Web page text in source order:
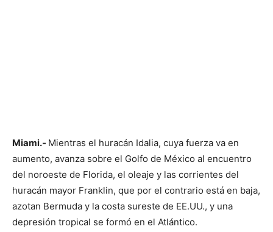
Miami.- Mientras el huracán Idalia, cuya fuerza va en
aumento, avanza sobre el Golfo de México al encuentro
del noroeste de Florida, el oleaje y las corrientes del
huracán mayor Franklin, que por el contrario está en baja,
azotan Bermuda y la costa sureste de EE.UU., y una
depresión tropical se formó en el Atlántico.